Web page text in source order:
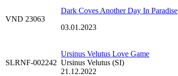
VND 23063
Dark Coves Another Day In Paradise
03.01.2023
SLRNF-002242
Ursinus Velutus Love Game
Ursinus Velutus (SI)
21.12.2022